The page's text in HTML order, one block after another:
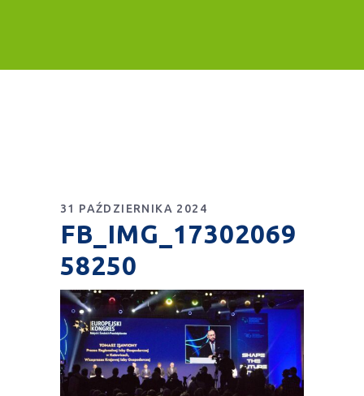
31 PAŹDZIERNIKA 2024
FB_IMG_17302069
58250